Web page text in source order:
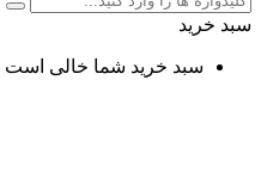
سبد خرید
سبد خرید شما خالی است